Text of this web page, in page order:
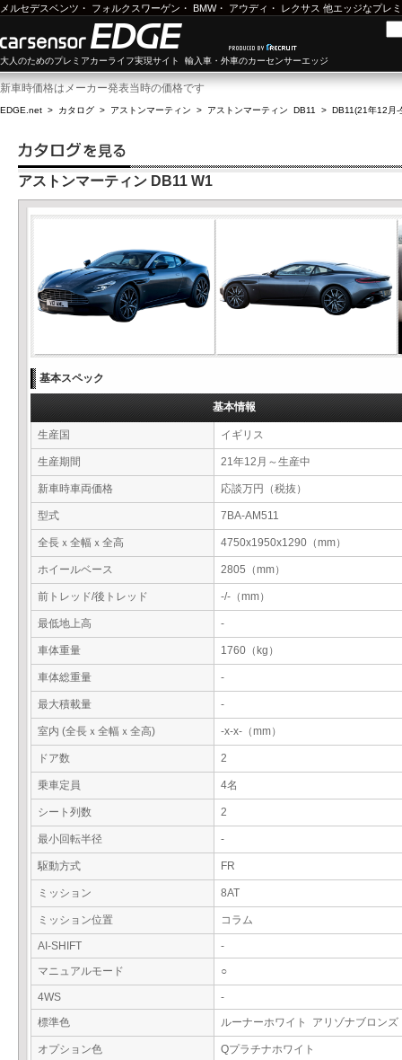
メルセデスベンツ ・ フォルクスワーゲン ・ BMW・ アウディ ・ レクサス 他エッジなプレ
大人のためのプレミアカーライフ実現サイト 輸入車・外車のカーセンサーエッジ
新車時価格はメーカー発表当時の価格です
EDGE.net > カタログ > アストンマーティン > アストンマーティン DB11 > DB11(21年12月-
アストンマーティン DB11 W1
基本スペック
基本情報
生産国 イギリス
生産期間 21年12月～生産中
新車時車両価格 応談万円（税抜）
型式 7BA-AM511
全長ｘ全幅ｘ全高 4750x1950x1290（mm）
ホイールベース 2805（mm）
前トレッド/後トレッド -/-（mm）
最低地上高 -
車体重量 1760（kg）
車体総重量 -
最大積載量 -
室内 (全長ｘ全幅ｘ全高) -x-x-（mm）
ドア数 2
乗車定員 4名
シート列数 2
最小回転半径 -
駆動方式 FR
ミッション 8AT
ミッション位置 コラム
AI-SHIFT
-
マニュアルモード
○
4WS
-
標準色
ルーナーホワイト アリゾナブロン
オプション色 Qプラチナホワイト